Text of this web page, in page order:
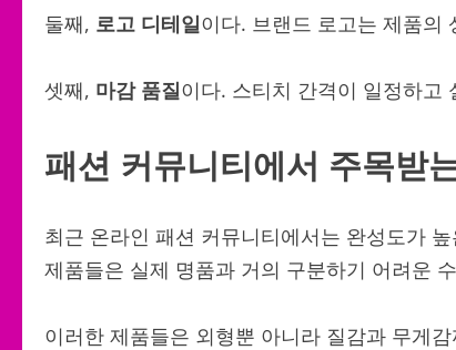
둘째, 로고 디테일이다. 브랜드 로고는 제품의
셋째, 마감 품질이다. 스티치 간격이 일정하고
패션 커뮤니티에서 주목받
최근 온라인 패션 커뮤니티에서는 완성도가
제품들은 실제 명품과 거의 구분하기 어려운
이러한 제품들은 외형뿐 아니라 질감과 무게